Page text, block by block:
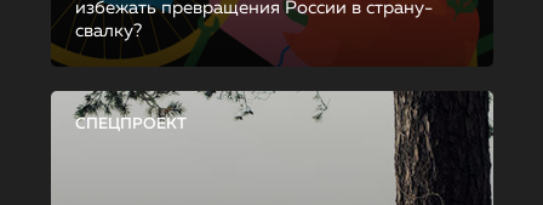
избежать превращения России в страну-
свалку?
СПЕЦПРОЕКТ